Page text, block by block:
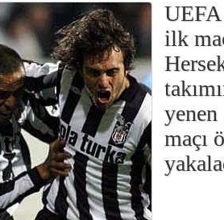
UEFA
ilk
maçı